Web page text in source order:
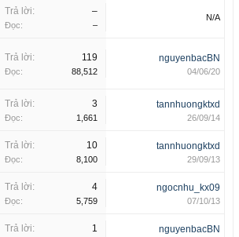
Trả lời: –
Đọc: –
N/A
Trả lời: 119
Đọc: 88,512
nguyenbacBN
04/06/20
Trả lời: 3
Đọc: 1,661
tannhuongktxd
26/09/14
Trả lời: 10
Đọc: 8,100
tannhuongktxd
29/09/13
Trả lời: 4
Đọc: 5,759
ngocnhu_kx09
07/10/13
Trả lời: 1 nguyenbacBN